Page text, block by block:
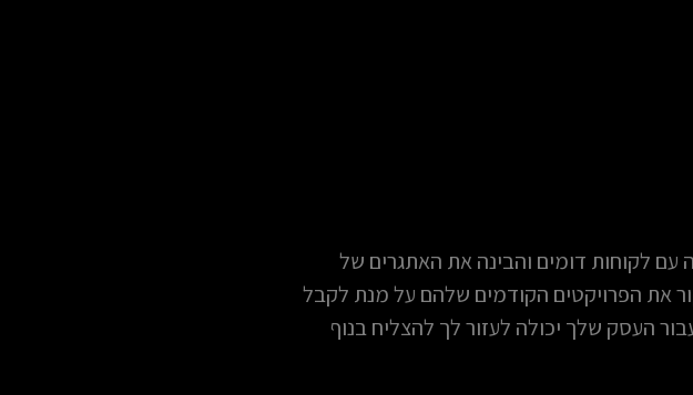
עם לקוחות דומים והבינה את האתגרים של
את הפרויקטים הקודמים שלהם על מנת לקבל
העסק שלך יכולה לעזור לך להצליח בנוף